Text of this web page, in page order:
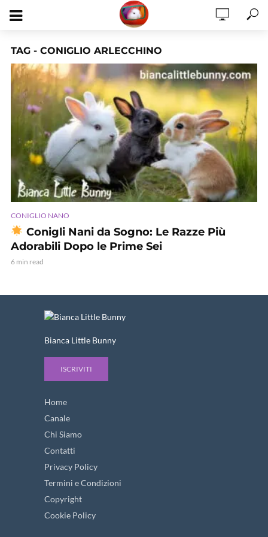
TAG - CONIGLIO ARLECCHINO
CONIGLIO NANO
Conigli Nani da Sogno: Le Razze Più
Adorabili Dopo le Prime Sei
6 min read
Bianca Little Bunny
ISCRIVITI
Home
Canale
Chi Siamo
Contatti
Privacy Policy
Termini e Condizioni
Copyright
Cookie Policy